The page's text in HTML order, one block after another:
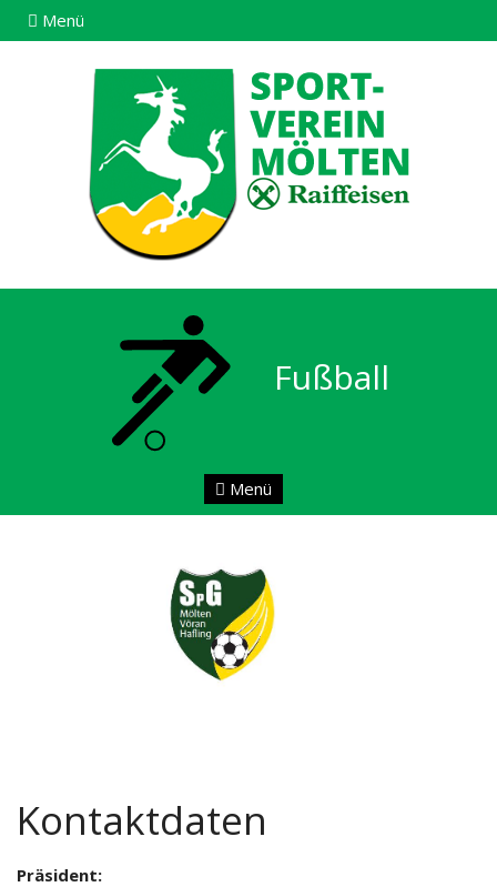
Menü
Fußball
Menü
Kontaktdaten
Präsident: